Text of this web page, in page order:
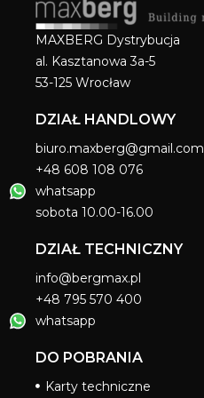
MAXBERG Dystrybucja
al. Kasztanowa 3a-5
53-125 Wrocław
DZIAŁ HANDLOWY
biuro.maxberg@gmail.com
+48 608 108 076
whatsapp
sobota 10.00-16.00
DZIAŁ TECHNICZNY
info@bergmax.pl
+48 795 570 400
whatsapp
DO POBRANIA
Karty techniczne